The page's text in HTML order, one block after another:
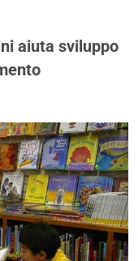
aiuta sviluppo